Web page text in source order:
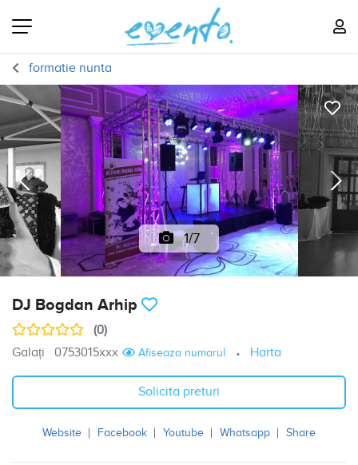
formatie nunta
1/7
DJ Bogdan Arhip
(0)
Galați
0753015xxx Afiseaza numarul Harta
Solicita preturi
Website Facebook Youtube Whatsapp Share